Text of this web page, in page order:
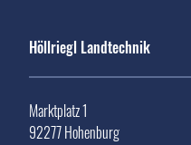
Höllriegl Landtechnik
Marktplatz 1
92277 Hohenburg